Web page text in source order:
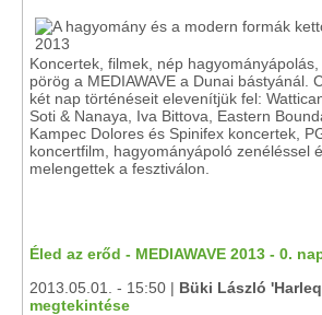
Koncertek, filmek, nép
pörög a MEDIAWAVE a Dunai bástyánál.
két nap történéseit elevenítjük fel:
Soti & Nanaya, Iva Bittova, Eastern
Kampec Dolores és Spinifex koncertek,
koncertfilm, hagyományápoló zenéléssel
melengettek a fesztiválon.
Éled az erőd - MEDIAWAVE 2013 - 0.
2013.05.01. - 15:50 | Büki László
megtekintése